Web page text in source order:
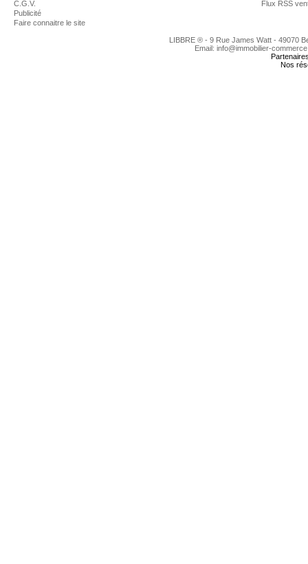
C.G.V.
Publicité
Faire connaitre le site
Flux RSS
LIBBRE ® - 9 Rue James Watt - 49070
Email: info@immobilier-
Nos